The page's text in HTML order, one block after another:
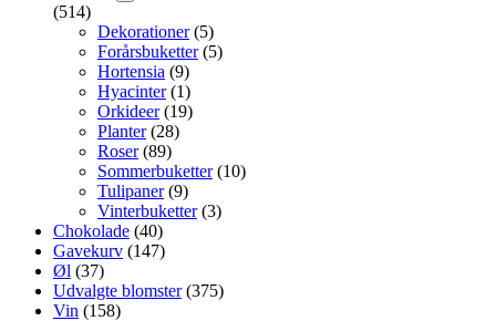
(514)
Dekorationer (5)
Forårsbuketter (5)
Hortensia (9)
Hyacinter (1)
Orkideer (19)
Planter (28)
Roser (89)
Sommerbuketter (10)
Tulipaner (9)
Vinterbuketter (3)
Chokolade (40)
Gavekurv (147)
Øl (37)
Udvalgte blomster (375)
Vin (158)